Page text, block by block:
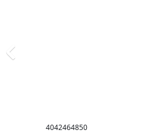
4042464850